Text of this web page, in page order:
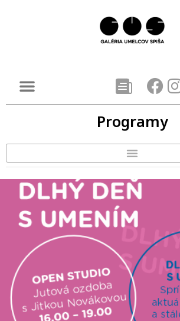
Programy